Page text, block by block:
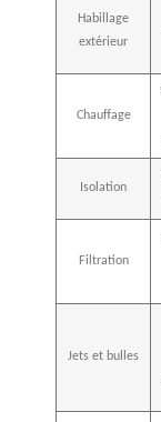
Habillage
extérieur
Chauffage
Isolation
Filtration
Jets et bulles